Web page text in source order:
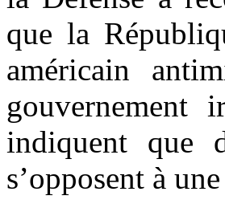
que la
américain
gouvernement
indiquent que
s’opposent à